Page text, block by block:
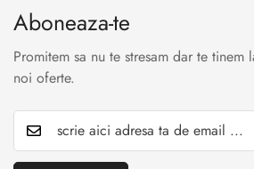
Aboneaza-te
Promitem sa nu te stresam dar te tinem
noi oferte.